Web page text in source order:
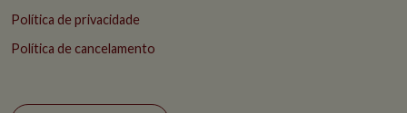
Política de privacidade
Política de cancelamento